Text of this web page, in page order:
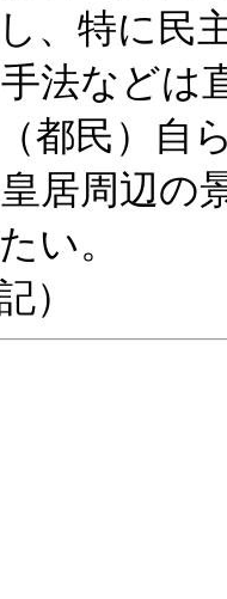
、特に民
法などは
都民）自
居周辺の
い。
）